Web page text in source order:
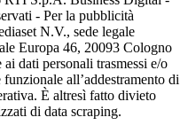
- Per la pubblicità
N.V., sede legale
Europa 46, 20093 Cologno
dati personali trasmessi e/o
all’addestramento di
È altresì fatto divieto
di data scraping.